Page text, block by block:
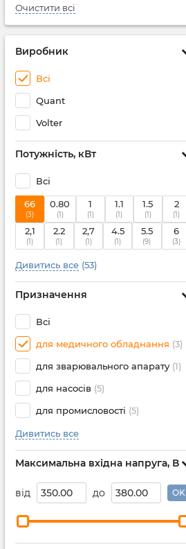
Очистити всі
Виробник
Всі
Quant
Volter
Потужність, кВт
Всі
66
(3)
0.80
(1)
1
(1)
1.1
(1)
1.5
(1)
2
(1)
2,1
(1)
2.2
(1)
2,7
(1)
4.5
(1)
5.5
(9)
6
(3)
Дивитись все (53)
Призначення
Всі
для медичного обладнання (3)
для зварювального апарату (1)
для насосів (5)
для промисловості (5)
Дивитись все
Максимальна вхідна напруга, В
від до OK